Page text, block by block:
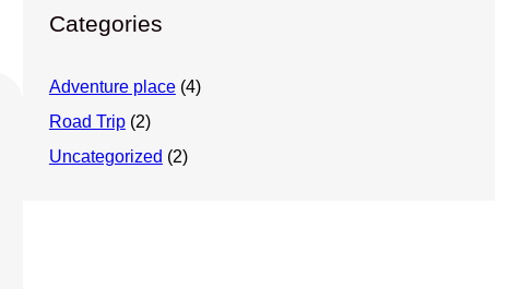
Categories
Adventure place(4)
Road Trip(2)
Uncategorized (2)